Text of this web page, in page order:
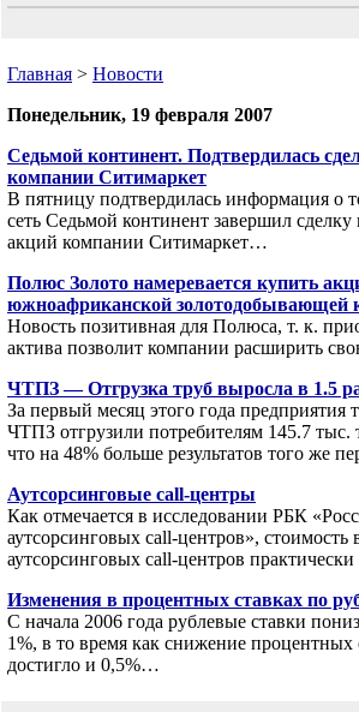
Главная > Новости
Понедельник, 19 февраля 2007
Седьмой континент. Подтвердилась
компании Ситимаркет
В пятницу подтвердилась информация о
сеть Седьмой континент завершил
акций компании Ситимаркет…
Полюс Золото намеревается купить
южноафриканской золотодобывающей
Новость позитивная для Полюса, т. к.
актива позволит компании расширить
ЧТПЗ — Отгрузка труб выросла в 1.5
За первый месяц этого года предприятия
ЧТПЗ отгрузили потребителям 145.7 тыс.
что на 48% больше результатов того же
Аутсорсинговые call-центры
Как отмечается в исследовании РБК
аутсорсинговых call-центров»,
аутсорсинговых call-центров
Изменения в процентных ставках по
С начала 2006 года рублевые ставки
1%, в то время как снижение процентных
достигло и 0,5%…